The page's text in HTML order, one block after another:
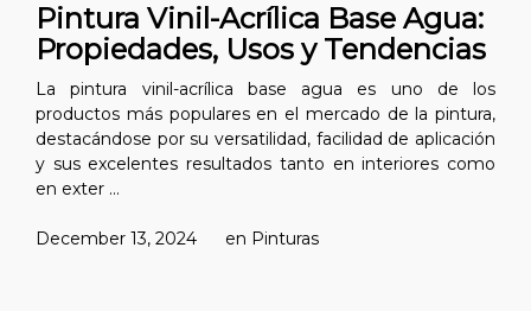
Pintura Vinil-Acrílica Base Agua:
Propiedades, Usos y Tendencias
La pintura vinil-acrílica base agua es uno de los
productos más populares en el mercado de la pintura,
destacándose por su versatilidad, facilidad de aplicación
y sus excelentes resultados tanto en interiores como
en exter ...
December 13, 2024 en Pinturas